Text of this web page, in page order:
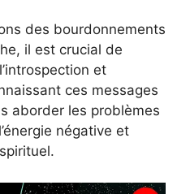
des bourdonnements
il est crucial de
et
ces messages
aborder les problèmes
négative et